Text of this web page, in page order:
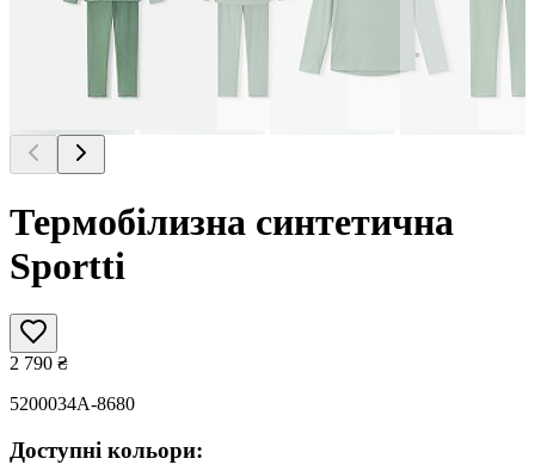
Термобілизна синтетична
Sportti
2 790 ₴
5200034A-8680
Доступні кольори: